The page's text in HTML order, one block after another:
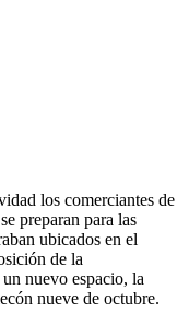
los comerciantes de
preparan para las
ubicados en el
de la
nuevo espacio, la
nueve de octubre.